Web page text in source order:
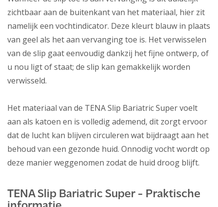
zichtbaar aan de buitenkant van het materiaal, hier zit
namelijk een vochtindicator. Deze kleurt blauw in plaats
van geel als het aan vervanging toe is. Het verwisselen
van de slip gaat eenvoudig dankzij het fijne ontwerp, of
u nou ligt of staat; de slip kan gemakkelijk worden
verwisseld.
Het materiaal van de TENA Slip Bariatric Super voelt
aan als katoen en is volledig ademend, dit zorgt ervoor
dat de lucht kan blijven circuleren wat bijdraagt aan het
behoud van een gezonde huid. Onnodig vocht wordt op
deze manier weggenomen zodat de huid droog blijft.
TENA Slip Bariatric Super - Praktische